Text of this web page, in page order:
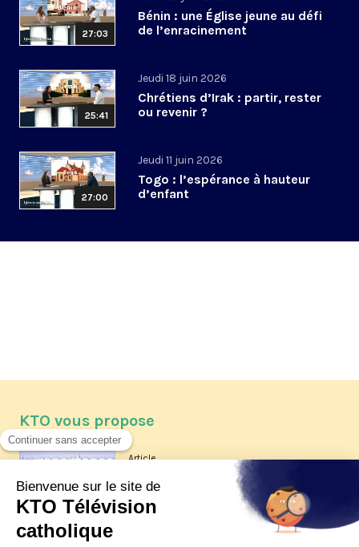
27:03
Bénin : une Église jeune au défi
de l’enracinement
25:41
Jeudi 18 juin 2026
Chrétiens d’Irak : partir, rester
ou revenir ?
27:00
Jeudi 11 juin 2026
Togo : l’espérance à hauteur
d’enfant
KTO vous propose
Article
Les reportages d'été 2026 de KTO